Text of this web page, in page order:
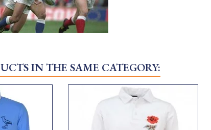
IN THE SAME CATEGORY: